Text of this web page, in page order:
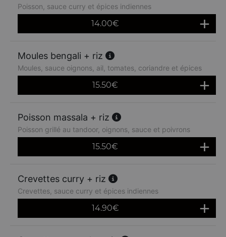
Poisson, sauce curry et épices indiennes
14.00€
Moules bengali + riz
Moules, sauce oignons, ail, tomates, coriandre et épices
15.50€
Poisson massala + riz
Poisson grillé au tandoor, oignons, sauce et poivrons
15.50€
Crevettes curry + riz
Crevettes, sauce curry et épices indiennes
14.90€